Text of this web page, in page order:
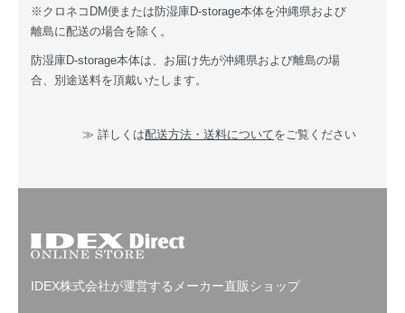
※クロネコDM便または防湿庫D-storage本体を沖縄県および
離島に配送の場合を除く。
防湿庫D-storage本体は、お届け先が沖縄県および離島の場
合、別途送料を頂戴いたします。
≫ 詳しくは配送方法・送料についてをご覧ください
IDEX株式会社が運営するメーカー直販ショップ